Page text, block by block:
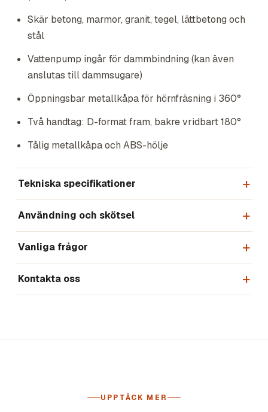
Skär betong, marmor, granit, tegel, lättbetong och
stål
Vattenpump ingår för dammbindning (kan även
anslutas till dammsugare)
Öppningsbar metallkåpa för hörnfräsning i 360°
Två handtag: D-format fram, bakre vridbart 180°
Tålig metallkåpa och ABS-hölje
Tekniska specifikationer
Användning och skötsel
Vanliga frågor
Kontakta oss
UPPTÄCK MER